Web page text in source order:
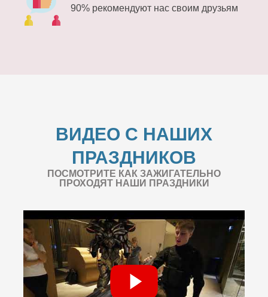
90% рекомендуют нас своим друзьям
ВИДЕО С НАШИХ
ПРАЗДНИКОВ
ПОСМОТРИТЕ КАК ЗАЖИГАТЕЛЬНО
ПРОХОДЯТ НАШИ ПРАЗДНИКИ